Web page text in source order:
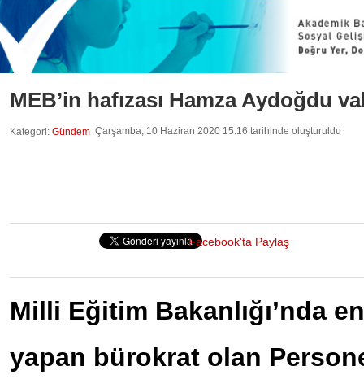
MEB’in hafızası Hamza Aydoğdu
Kategori: Gündem Çarşamba, 10 Haziran 2020 15:16 tarihinde oluşturuldu
Facebook'ta Paylaş
Milli Eğitim Bakanlığı’nda
yapan bürokrat olan